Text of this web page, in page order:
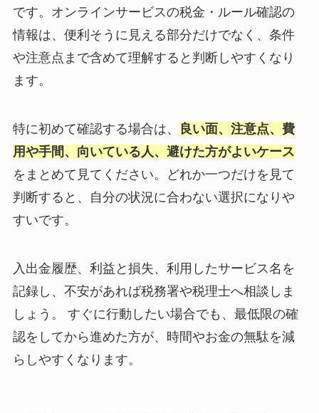
です。オンラインサービスの税金・ルール確認の
情報は、便利そうに見える部分だけでなく、条件
や注意点まで含めて理解すると判断しやすくなり
ます。
特に初めて確認する場合は、
良い面、注意点、費
用や手間、向いている人、避けた方がよいケース
をまとめて見てください。どれか一つだけを見て
判断すると、自分の状況に合わない選択になりや
すいです。
入出金履歴、利益と損失、利用したサービス名を
記録し、不安があれば税務署や税理士へ相談しま
しょう。 すぐに行動したい場合でも、最低限の確
認をしてから進めた方が、時間やお金の無駄を減
らしやすくなります。